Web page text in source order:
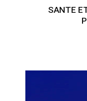
SANTE